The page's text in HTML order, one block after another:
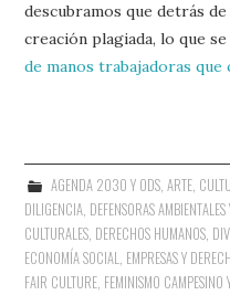
descubramos que detrás
creación plagiada, lo que
de manos trabajadoras que
AGENDA 2030 Y ODS, ARTE,
DILIGENCIA, DEFENSORAS
CULTURALES, DERECHOS HUMANOS,
ECONOMÍA SOCIAL, EMPRESAS Y
FAIR CULTURE, FEMINISMO CAMPESINO